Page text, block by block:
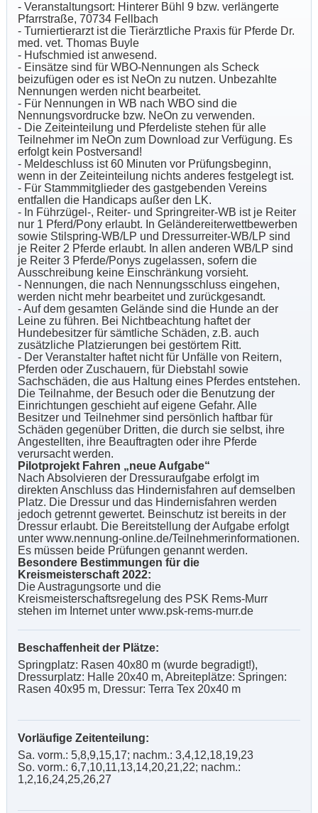
- Veranstaltungsort: Hinterer Bühl 9 bzw. verlängerte
Pfarrstraße, 70734 Fellbach
- Turniertierarzt ist die Tierärztliche Praxis für Pferde Dr.
med. vet. Thomas Buyle
- Hufschmied ist anwesend.
- Einsätze sind für WBO-Nennungen als Scheck
beizufügen oder es ist NeOn zu nutzen. Unbezahlte
Nennungen werden nicht bearbeitet.
- Für Nennungen in WB nach WBO sind die
Nennungsvordrucke bzw. NeOn zu verwenden.
- Die Zeiteinteilung und Pferdeliste stehen für alle
Teilnehmer im NeOn zum Download zur Verfügung. Es
erfolgt kein Postversand!
- Meldeschluss ist 60 Minuten vor Prüfungsbeginn,
wenn in der Zeiteinteilung nichts anderes festgelegt ist.
- Für Stammmitglieder des gastgebenden Vereins
entfallen die Handicaps außer den LK.
- In Führzügel-, Reiter- und Springreiter-WB ist je Reiter
nur 1 Pferd/Pony erlaubt. In Geländereiterwettbewerben
sowie Stilspring-WB/LP und Dressurreiter-WB/LP sind
je Reiter 2 Pferde erlaubt. In allen anderen WB/LP sind
je Reiter 3 Pferde/Ponys zugelassen, sofern die
Ausschreibung keine Einschränkung vorsieht.
- Nennungen, die nach Nennungsschluss eingehen,
werden nicht mehr bearbeitet und zurückgesandt.
- Auf dem gesamten Gelände sind die Hunde an der
Leine zu führen. Bei Nichtbeachtung haftet der
Hundebesitzer für sämtliche Schäden, z.B. auch
zusätzliche Platzierungen bei gestörtem Ritt.
- Der Veranstalter haftet nicht für Unfälle von Reitern,
Pferden oder Zuschauern, für Diebstahl sowie
Sachschäden, die aus Haltung eines Pferdes entstehen.
Die Teilnahme, der Besuch oder die Benutzung der
Einrichtungen geschieht auf eigene Gefahr. Alle
Besitzer und Teilnehmer sind persönlich haftbar für
Schäden gegenüber Dritten, die durch sie selbst, ihre
Angestellten, ihre Beauftragten oder ihre Pferde
verursacht werden.
Pilotprojekt Fahren „neue Aufgabe“
Nach Absolvieren der Dressuraufgabe erfolgt im
direkten Anschluss das Hindernisfahren auf demselben
Platz. Die Dressur und das Hindernisfahren werden
jedoch getrennt gewertet. Beinschutz ist bereits in der
Dressur erlaubt. Die Bereitstellung der Aufgabe erfolgt
unter www.nennung-online.de/Teilnehmerinformationen.
Es müssen beide Prüfungen genannt werden.
Besondere Bestimmungen für die
Kreismeisterschaft 2022:
Die Austragungsorte und die
Kreismeisterschaftsregelung des PSK Rems-Murr
stehen im Internet unter www.psk-rems-murr.de
Beschaffenheit der Plätze:
Springplatz: Rasen 40x80 m (wurde begradigt!),
Dressurplatz: Halle 20x40 m, Abreiteplätze: Springen:
Rasen 40x95 m, Dressur: Terra Tex 20x40 m
Vorläufige Zeitenteilung:
Sa. vorm.: 5,8,9,15,17; nachm.: 3,4,12,18,19,23
So. vorm.: 6,7,10,11,13,14,20,21,22; nachm.:
1,2,16,24,25,26,27